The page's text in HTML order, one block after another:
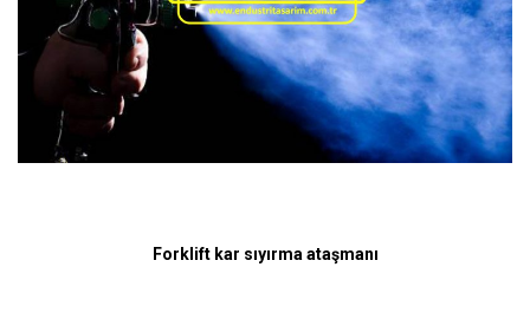
Forklift kar sıyırma ataşmanı